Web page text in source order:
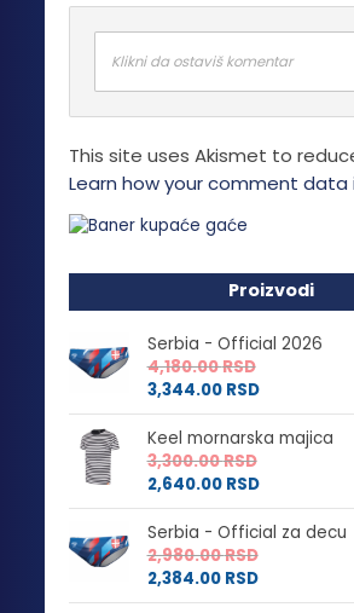
mogu
biti
izabrane
na
stranici
Klikni da ostaviš komentar
This site uses Akismet to
Learn how your comment data
Proizvodi
Serbia - Official 2026
4,180.00RSD
3,344.00 RSD
Keel mornarska majica
3,300.00RSD
2,640.00 RSD
Serbia - Official za decu
2,980.00RSD
2,384.00 RSD